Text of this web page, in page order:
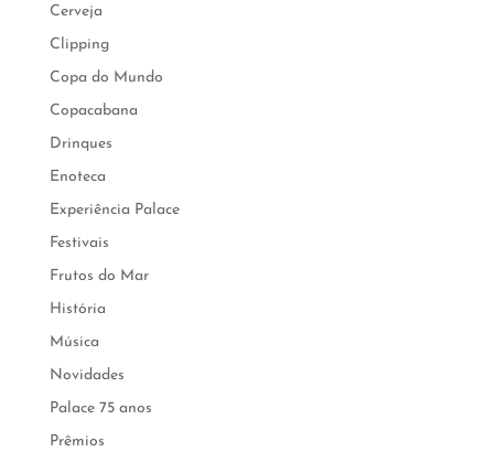
Cerveja
Clipping
Copa do Mundo
Copacabana
Drinques
Enoteca
Experiência Palace
Festivais
Frutos do Mar
História
Música
Novidades
Palace 75 anos
Prêmios